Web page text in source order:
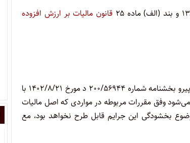
قانون مالیات بر ارزش افزوده
و پیرو بخشنامه شماره ۲۰۰/۵۶۹۴۴ د مورخ ۱۴۰۲/۸/۲۱ با
وفق مقررات مربوطه در مواردی که اصل مالیات
بخشودگی این جرایم قابل طرح نخواهد بود، مع